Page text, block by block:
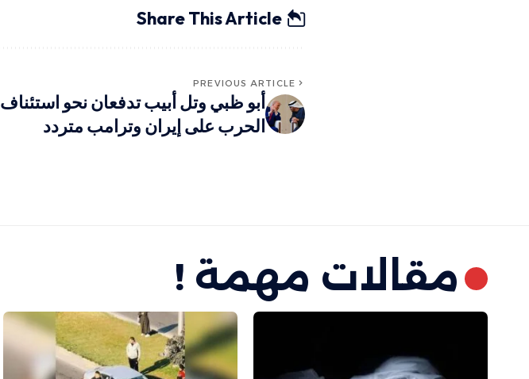
Share This Article
PREVIOUS ARTICLE
أبو ظبي وتل أبيب تدفعان نحو استئناف
الحرب على إيران وترامب متردد
مقالات مهمة !